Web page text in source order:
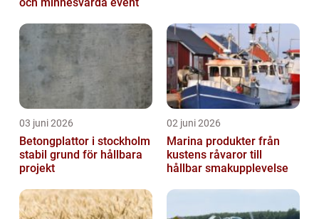
03 juni 2026
Betongplattor i stockholm
stabil grund för hållbara
projekt
02 juni 2026
Marina produkter från
kustens råvaror till
hållbar smakupplevelse